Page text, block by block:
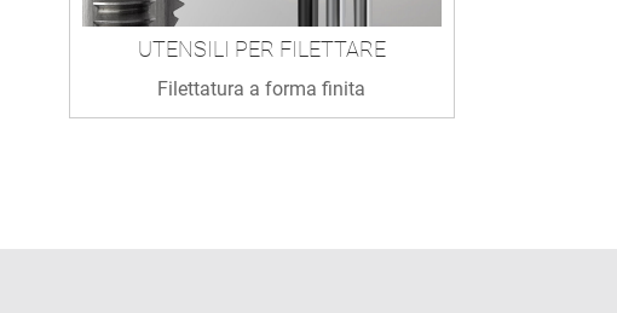
UTENSILI PER FILETTARE
Filettatura a forma finita